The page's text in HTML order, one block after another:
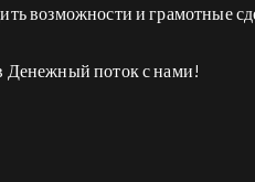
возможности и грамотные
Денежный поток с нами!